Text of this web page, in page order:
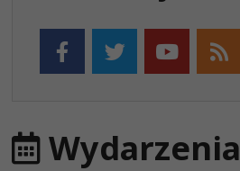
Wydarzenia